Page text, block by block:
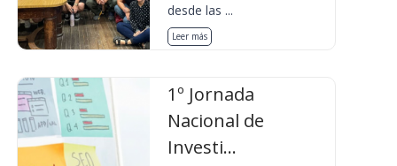
desde las ...
Leer más
1º Jornada
Nacional de
Investi...